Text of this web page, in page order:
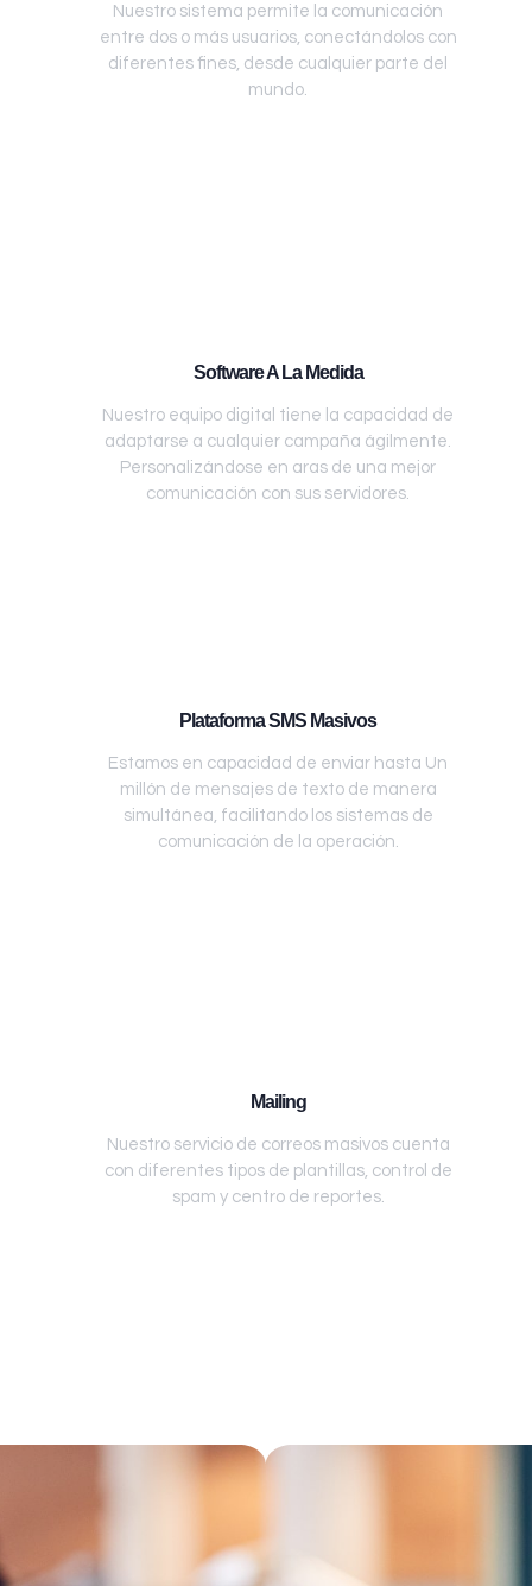
Nuestro sistema permite la comunicación
entre dos o más usuarios, conectándolos con
diferentes fines, desde cualquier parte del
mundo.
Software A La Medida
Nuestro equipo digital tiene la capacidad de
adaptarse a cualquier campaña ágilmente.
Personalizándose en aras de una mejor
comunicación con sus servidores.
Plataforma SMS Masivos
Estamos en capacidad de enviar hasta Un
millón de mensajes de texto de manera
simultánea, facilitando los sistemas de
comunicación de la operación.
Mailing
Nuestro servicio de correos masivos cuenta
con diferentes tipos de plantillas, control de
spam y centro de reportes.